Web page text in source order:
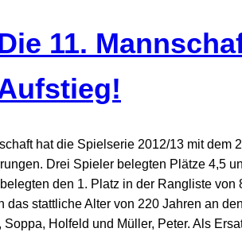
11.
hat die Spielserie 2012/13 mit
Drei Spieler belegten Plätze 4,5
den 1. Platz in der Rangliste
das stattliche Alter von 220 Jahren an
Soppa, Holfeld und Müller, Peter. Als